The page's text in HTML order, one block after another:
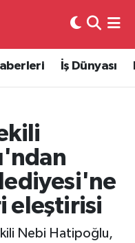
İş Dünyası
eleştirisi
Nebi Hatipoğlu,
Fikstür